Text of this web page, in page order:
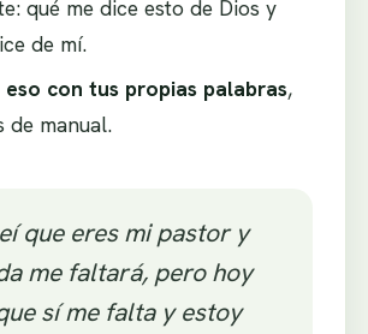
qué me dice esto de Dios y
de mí.
eso con tus propias palabras,
de manual.
que eres mi pastor y
me faltará, pero hoy
sí me falta y estoy